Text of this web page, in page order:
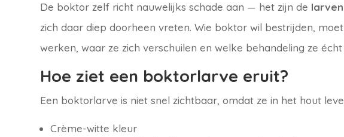
De boktor zelf richt nauwelijks schade aan — het zijn de larven
zich daar diep doorheen vreten. Wie boktor wil bestrijden,
werken, waar ze zich verschuilen en welke behandeling ze
Hoe ziet een boktorlarve eruit?
Een boktorlarve is niet snel zichtbaar, omdat ze in het hout
Crème-witte kleur